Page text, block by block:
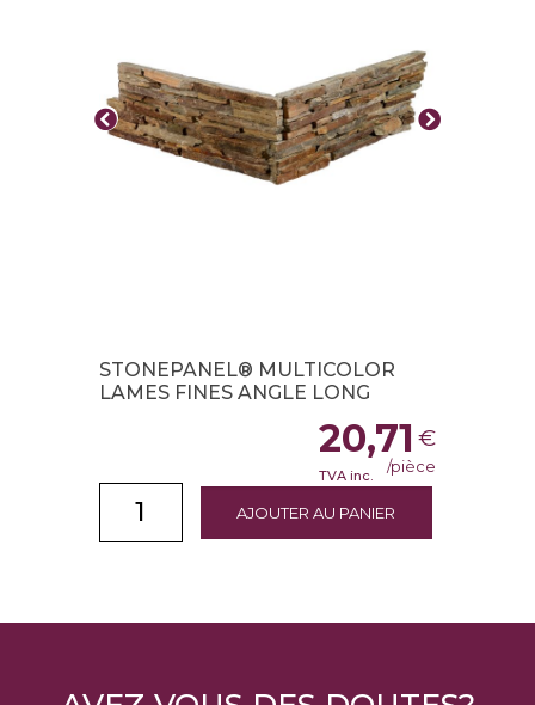
STONEPANEL® MULTICOLOR
LAMES FINES ANGLE LONG
AJOUTER AU PANIER
20,71 €
TVA inc. /pièce